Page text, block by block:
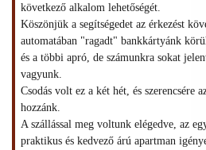
következő alkalom lehetőségét.
Köszönjük a segítségedet az érkezést
automatában "ragadt" bankkártyánk
és a többi apró, de számunkra sokat
vagyunk.
Csodás volt ez a két hét, és szerencsére
hozzánk.
A szállással meg voltunk elégedve, az
praktikus és kedvező árú apartman